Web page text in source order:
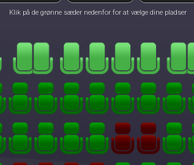
Klik på de grønne sæder nedenfor for at vælge dine pladser